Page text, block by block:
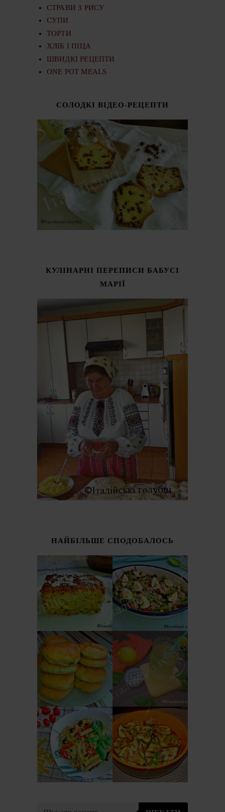
СТРАВИ З РИСУ
СУПИ
ТОРТИ
ХЛІБ І ПІЦА
ШВИДКІ РЕЦЕПТИ
ONE POT MEALS
СОЛОДКІ ВІДЕО-РЕЦЕПТИ
КУЛІНАРНІ ПЕРЕПИСИ БАБУСІ
МАРІЇ
НАЙБІЛЬШЕ СПОДОБАЛОСЬ
СОЛОДКИЙ
ПИРІГ З
КАБАЧКІВ
(TORTA DOLCE DI
ZUCCHINE)
ІТАЛІЙСЬКИЙ
САЛАТ З
КВАСОЛІ -
ШПАРАГІВКИ
(INSALATA DI
FAGIOLINI)
ОСЕТИНСЬКІ
ПИРІЖКИ ЗІ
ШПИНАТОМ І
СИРОМ
ЛИМОНАД З
БАЗИЛІКОМ
(LIMONATA AL
BASILICO)
ІТАЛІЙСЬКИЙ
САЛАТ З
МАКАРОНІВ
(PASTA FREDDA)
ЗАКУСКА З
БАКЛАЖАНІВ
ПО-ІТАЛІЙСЬКИ
(ANTIPASTO DI
MELANZANE)